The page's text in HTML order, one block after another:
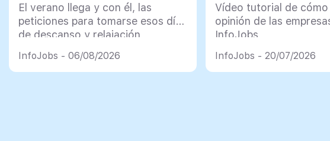
El verano llega y con él, las
peticiones para tomarse esos días
de descanso y relajación
InfoJobs - 06/08/2026
Vídeo tutorial de cómo
opinión de las
InfoJobs
InfoJobs - 20/07/2026